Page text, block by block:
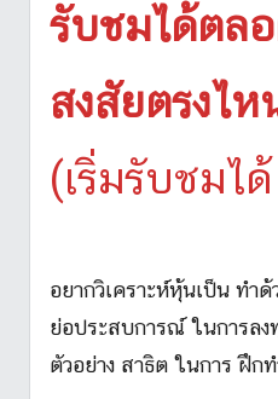
รับชมได้ตล
สงสัยตรงไ
(เริ่มรับชมไ
อยากวิเคราะห์หุ้นเป็น ทำ
ย่อประสบการณ์ ในการลง
ตัวอย่าง สาธิต ในการ ฝึก